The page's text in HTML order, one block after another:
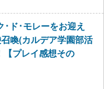
･ド･モレーをお迎え
喚(カルデア学園部活
プレイ感想その